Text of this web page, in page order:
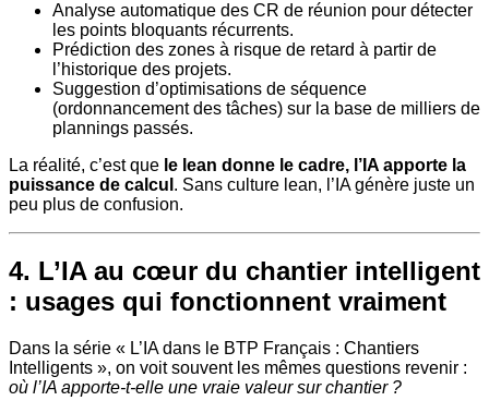
Analyse automatique des CR de réunion pour détecter
les points bloquants récurrents.
Prédiction des zones à risque de retard à partir de
l’historique des projets.
Suggestion d’optimisations de séquence
(ordonnancement des tâches) sur la base de milliers de
plannings passés.
La réalité, c’est que le lean donne le cadre, l’IA apporte la
puissance de calcul . Sans culture lean, l’IA génère juste un
peu plus de confusion.
4. L’IA au cœur du chantier intelligent
: usages qui fonctionnent vraiment
Dans la série « L’IA dans le BTP Français : Chantiers
Intelligents », on voit souvent les mêmes questions revenir :
où l’IA apporte-t-elle une vraie valeur sur chantier ?